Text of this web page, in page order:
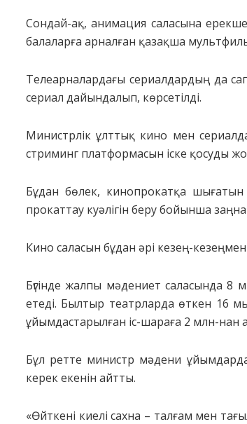
Сондай-ақ, анимация саласына
балаларға арналған қазақша
Телеарналардағы сериалдардың да
сериал дайындалып, көрсетілді.
Министрлік ұлттық кино мен
стриминг платформасын іске қосуды
Бұдан бөлек, кинопрокатқа
прокаттау куәлігін беру бойынша
Кино саласын бұдан әрі кезең-
Бүгінде жалпы мәдениет саласында
етеді. Былтыр театрларда өткен 16
ұйымдастарылған іс-шараға 2 млн-нан
Бұл ретте министр мәдени
керек екенін айтты.
«Өйткені киелі сахна – талғам мен